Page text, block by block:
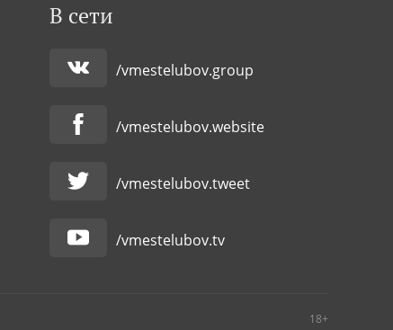
В сети
/vmestelubov.group
/vmestelubov.website
/vmestelubov.tweet
/vmestelubov.tv
18+